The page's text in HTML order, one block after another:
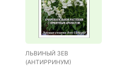
ЛЬВИНЫЙ ЗЕВ
(АНТИРРИНУМ)